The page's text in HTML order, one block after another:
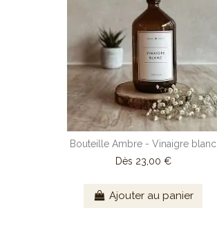
Bouteille Ambre - Vinaigre blanc
Dès 23,00 €
Ajouter au panier